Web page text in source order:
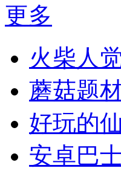
更多
火柴人
蘑菇题
好玩的
安卓巴